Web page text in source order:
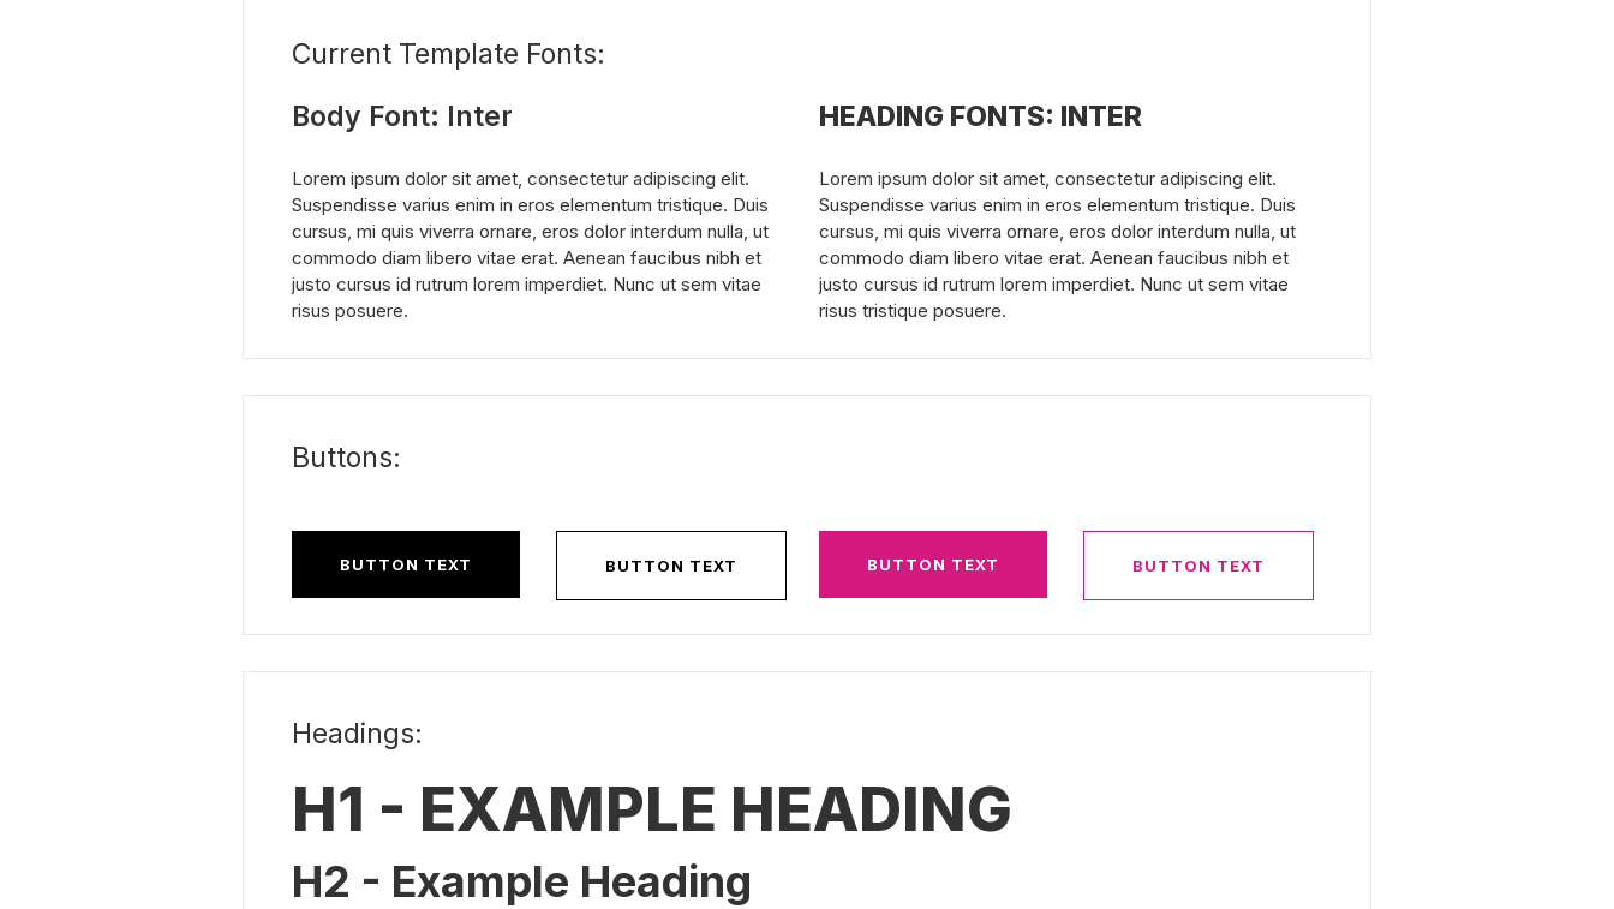
Current Template Fonts:
Body Font: Inter
Lorem ipsum dolor sit amet, consectetur adipiscing elit.
Suspendisse varius enim in eros elementum tristique. Duis
cursus, mi quis viverra ornare, eros dolor interdum nulla, ut
commodo diam libero vitae erat. Aenean faucibus nibh et
justo cursus id rutrum lorem imperdiet. Nunc ut sem vitae
risus posuere.
HEADING FONTS: INTER
Lorem ipsum dolor sit amet, consectetur adipiscing elit.
Suspendisse varius enim in eros elementum tristique. Duis
cursus, mi quis viverra ornare, eros dolor interdum nulla, ut
commodo diam libero vitae erat. Aenean faucibus nibh et
justo cursus id rutrum lorem imperdiet. Nunc ut sem vitae
risus tristique posuere.
Buttons:
BUTTON TEXT BUTTON TEXT BUTTON TEXT BUTTON TEXT
Headings:
H1 - EXAMPLE HEADING
H2 - Example Heading